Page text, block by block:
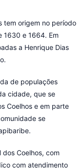
tem origem no período
1630 e 1664. Em
a Henrique Dias
de populações
cidade, que se
Coelhos e em parte
se
Coelhos, com
com atendimento